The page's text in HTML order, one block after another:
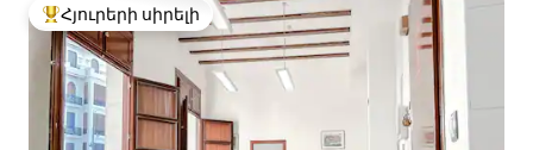
Հյուրերի սիրելի լավագույն տները
Հյուրերի սիրելի